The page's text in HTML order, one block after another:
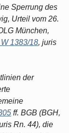
Sperrung des
Urteil vom 26.
München,
1383/18, juris
der
ff. BGB (BGH,
Rn. 44), die